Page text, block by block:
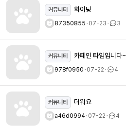
커뮤니티 화이팅
87350855ㆍ07-23ㆍ 3
커뮤니티 카페인 타임입니다~
978f0950ㆍ07-22ㆍ 4
커뮤니티 더워요
a46d0994ㆍ07-22ㆍ 4